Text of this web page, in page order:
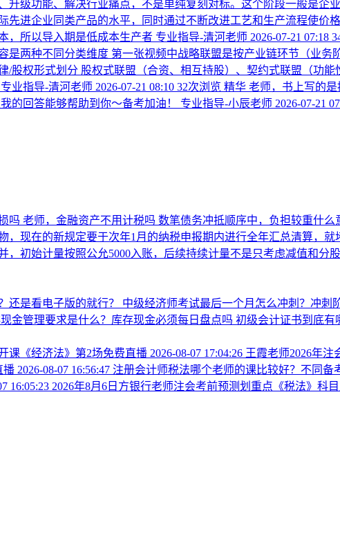
升级功能、解决行业痛点，不是单纯复刻对标。这个阶段一般是
先进企业同类产品的水平，同时通过不断改进工艺和生产流程使价
，所以导入期是低成本生产者 专业指导-清河老师 2026-07-21 07:18
是两种不同分类维度 第一张视频中战略联盟是按产业链环节（业
/股权形式划分 股权式联盟（合资、相互持股）、契约式联盟（功
专业指导-清河老师 2026-07-21 08:10 32次浏览 精华 老师，书上写的
的回答能够帮助到你～备考加油！
专业指导-小辰老师 2026-07-21
吗 老师，金融资产不用计税吗 数笔债务冲抵顺序中，负担较重什么
，现在的新规定要于次年1月的纳税申报期内进行全年汇总清算，
，初始计量按照公允5000入账，后续持续计量不是只考虑减值和分
还是看电子版的就行？ 中级经济师考试最后一个月怎么冲刺？冲刺
金管理要求是什么？库存现金必须每日盘点吗 初级会计证书到底有
课《经济法》第2场免费直播 2026-08-07 17:04:26 王霞老师2026年
播 2026-08-07 16:56:47 注册会计师税法哪个老师的课比较好？不同备
16:05:23 2026年8月6日方银行老师注会考前预测划重点《税法》科